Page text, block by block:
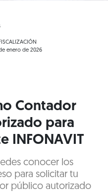
enero de 2026
Contador
para
INFONAVIT
conocer los
para solicitar tu
público autorizado